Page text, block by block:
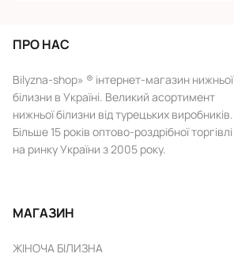
ПРО НАС
Bilyzna-shop» ® інтернет-магазин нижньої
білизни в Україні. Великий асортимент
нижньої білизни від турецьких виробників.
Більше 15 років оптово-роздрібної торгівлі
на ринку України з 2005 року.
МАГАЗИН
ЖІНОЧА БІЛИЗНА